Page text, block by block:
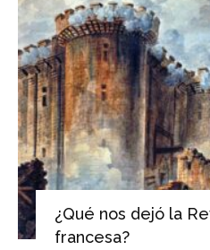
¿Qué nos dejó la
francesa?